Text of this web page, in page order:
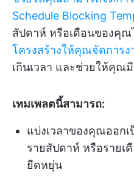
Schedule Blocking
สัปดาห์ หรือเดือนของคุ
โครงสร้างให้คุณจัดการง
เกินเวลา และช่วยให้คุณ
เทมเพลตนี้สามารถ:
แบ่งเวลาของคุณออกเ
รายสัปดาห์ หรือรายเ
ยืดหยุ่น